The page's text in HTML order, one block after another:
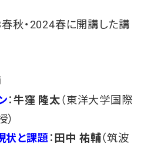
秋・2024春に開講した講
：牛窪 隆太（東洋大学国際
状と課題： 田中 祐輔（筑波